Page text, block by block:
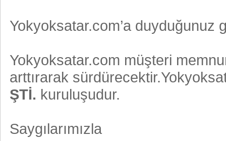
Yokyoksatar.com’a duyduğunuz
Yokyoksatar.com müşteri
arttırarak
ŞTİ. kuruluşudur.
Saygılarımızla